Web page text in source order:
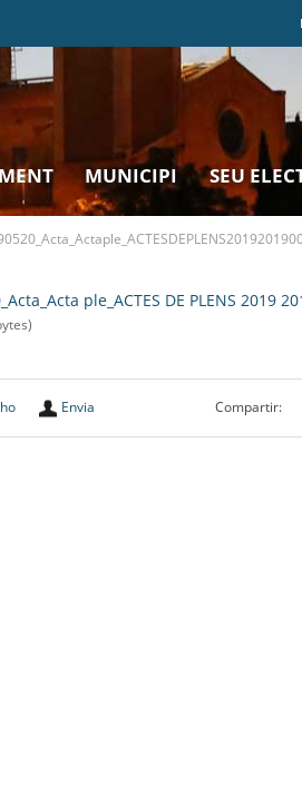
MUNICIPI SEU
ple_ACTES DE PLENS 2019
Envia Compartir: